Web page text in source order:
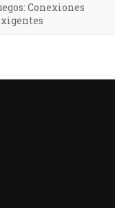
Conexiones